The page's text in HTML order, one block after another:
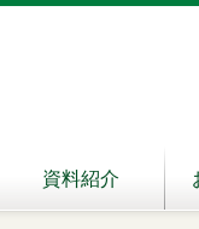
資料紹介